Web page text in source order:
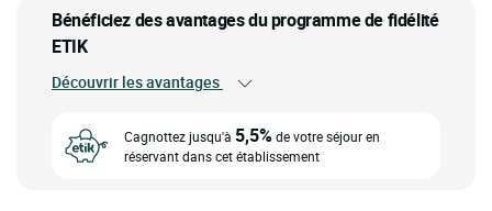
Bénéficiez des avantages du programme de fidélité
ETIK
Découvrir les avantages
Cagnottez jusqu'à 5,5%de votre séjour en
réservant dans cet établissement